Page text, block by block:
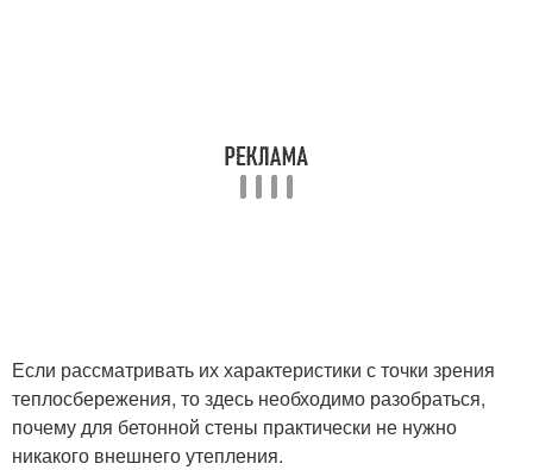
Если рассматривать их характеристики с точки зрения
теплосбережения, то здесь необходимо разобраться,
почему для бетонной стены практически не нужно
никакого внешнего утепления.